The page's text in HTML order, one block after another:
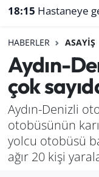
18:15 Hastaneye
HABERLER ASAYIŞ
Aydın-
çok
Aydın-Denizli
otobüsünün
yolcu otobüsü
ağır 20 kişi
Genel
Haber
Izmir
Kütahya
Son Dakika
Haber Arşivi